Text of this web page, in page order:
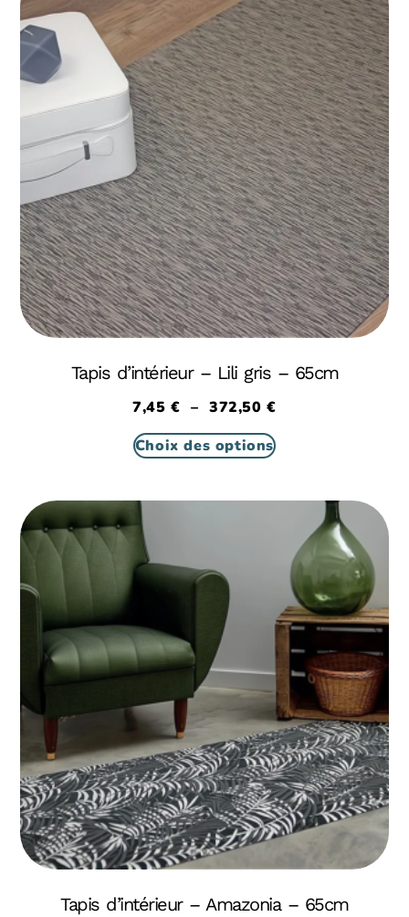
Tapis d’intérieur – Lili gris – 65cm
7,45€ – 372,50€
Choix des options
Tapis d’intérieur – Amazonia – 65cm